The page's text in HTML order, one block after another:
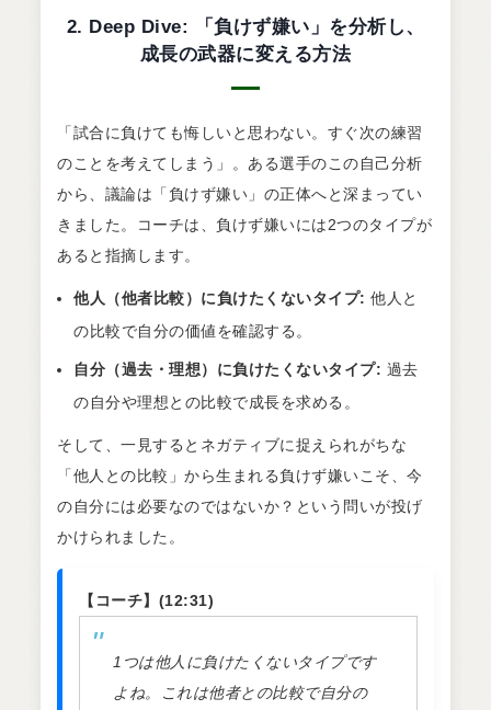
2. Deep Dive: 「負けず嫌い」を分析し、
成長の武器に変える方法
「試合に負けても悔しいと思わない。すぐ次の練習
のことを考えてしまう」。ある選手のこの自己分析
から、議論は「負けず嫌い」の正体へと深まってい
きました。コーチは、負けず嫌いには2つのタイプが
あると指摘します。
他人（他者比較）に負けたくないタイプ: 他人と
の比較で自分の価値を確認する。
自分（過去・理想）に負けたくないタイプ: 過去
の自分や理想との比較で成長を求める。
そして、一見するとネガティブに捉えられがちな
「他人との比較」から生まれる負けず嫌いこそ、今
の自分には必要なのではないか？という問いが投げ
かけられました。
【コーチ】(12:31)
1つは他人に負けたくないタイプです
よね。これは他者との比較で自分の